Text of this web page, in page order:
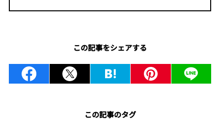
この記事をシェアする
この記事のタグ